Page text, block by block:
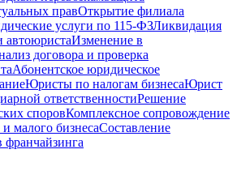
правОткрытие филиала
услуги по 115-ФЗЛиквидация
автоюристаИзменение в
договора и проверка
Абонентское юридическое
Юристы по налогам бизнесаЮрист
ответственностиРешение
споровКомплексное сопровождение
и малого бизнесаСоставление
франчайзинга